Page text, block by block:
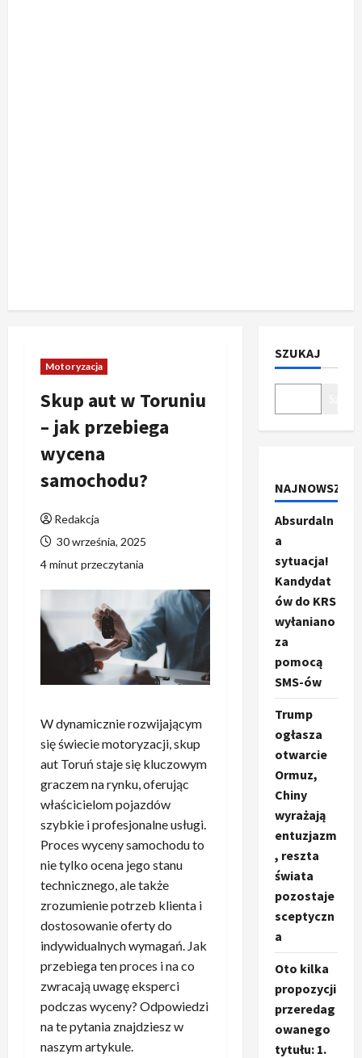
Motoryzacja
Skup aut w Toruniu
– jak przebiega
wycena
samochodu?
Redakcja
30 września, 2025
4 minut przeczytania
W dynamicznie rozwijającym
się świecie motoryzacji, skup
aut Toruń staje się kluczowym
graczem na rynku, oferując
właścicielom pojazdów
szybkie i profesjonalne usługi.
Proces wyceny samochodu to
nie tylko ocena jego stanu
technicznego, ale także
zrozumienie potrzeb klienta i
dostosowanie oferty do
indywidualnych wymagań. Jak
przebiega ten proces i na co
zwracają uwagę eksperci
podczas wyceny? Odpowiedzi
na te pytania znajdziesz w
naszym artykule.
SZUKAJ
NAJNOWSZE
Absurdaln
a
sytuacja!
Kandydat
ów do KRS
wyłaniano
za
pomocą
SMS-ów
Trump
ogłasza
otwarcie
Ormuz,
Chiny
wyrażają
entuzjazm
, reszta
świata
pozostaje
sceptyczn
a
Oto kilka
propozycji
przeredag
owanego
tytułu: 1.